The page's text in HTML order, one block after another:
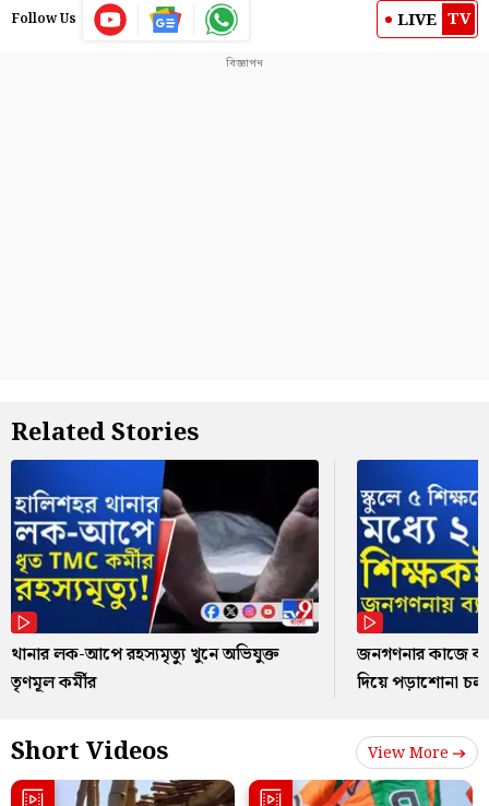
Follow Us LIVE TV
Related Stories
থানার লক-আপে রহস্যমৃত্যু খুনে অভিযুক্ত
তৃণমূল কর্মীর
জনগণনার কাজে
দিয়ে পড়াশোনা
Short Videos View More